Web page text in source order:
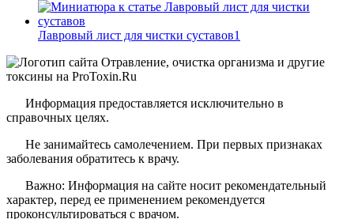
Лавровый лист для чистки суставов1
Информация предоставляется исключительно в
справочных целях.
Не занимайтесь самолечением. При первых признаках
заболевания обратитесь к врачу.
Важно: Информация на сайте носит рекомендательный
характер, перед ее применением рекомендуется
проконсультироваться с врачом.